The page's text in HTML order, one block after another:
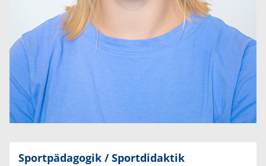
Sportpädagogik / Sportdidaktik